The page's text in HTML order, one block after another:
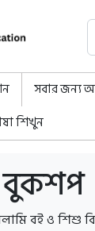
সবার জন্য
শিখুন
বুকশপ
বই ও শিশু